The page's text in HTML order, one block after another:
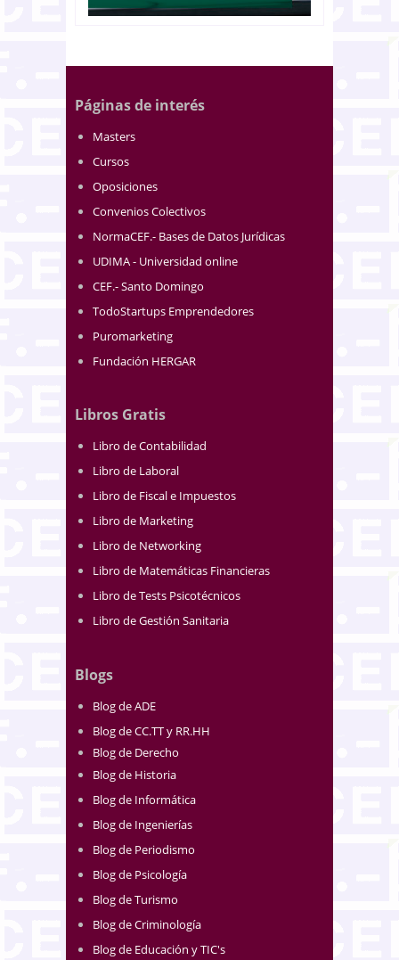
Páginas de interés
Masters
Cursos
Oposiciones
Convenios Colectivos
NormaCEF.- Bases de Datos Jurídicas
UDIMA - Universidad online
CEF.- Santo Domingo
TodoStartups Emprendedores
Puromarketing
Fundación HERGAR
Libros Gratis
Libro de Contabilidad
Libro de Laboral
Libro de Fiscal e Impuestos
Libro de Marketing
Libro de Networking
Libro de Matemáticas Financieras
Libro de Tests Psicotécnicos
Libro de Gestión Sanitaria
Blogs
Blog de ADE
Blog de CC.TT y RR.HH
Blog de Derecho
Blog de Historia
Blog de Informática
Blog de Ingenierías
Blog de Periodismo
Blog de Psicología
Blog de Turismo
Blog de Criminología
Blog de Educación y TIC's